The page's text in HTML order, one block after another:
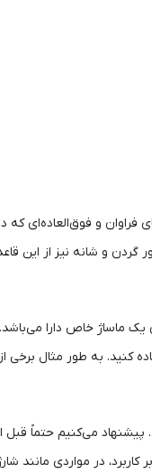
و فوق‌العاده‌ای که
گردن و شانه نیز از این
یک ماساژ خاص دارا
کنید. به طور مثال برخی
می‌کنیم حتماً قبل
در مواردی مانند